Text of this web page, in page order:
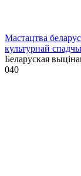
Мастацтва
культурнай
Беларуская
040